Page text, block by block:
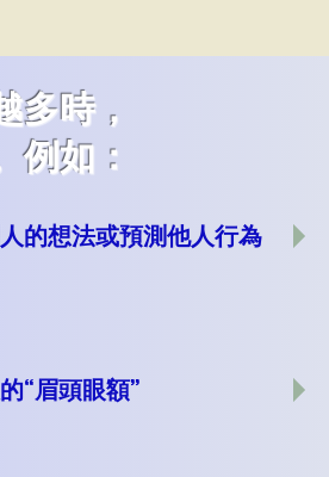
多時，
例如：
的想法或預測他人行為
“眉頭眼額”